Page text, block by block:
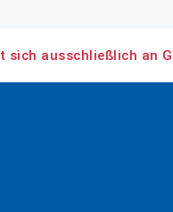
sich ausschließlich an